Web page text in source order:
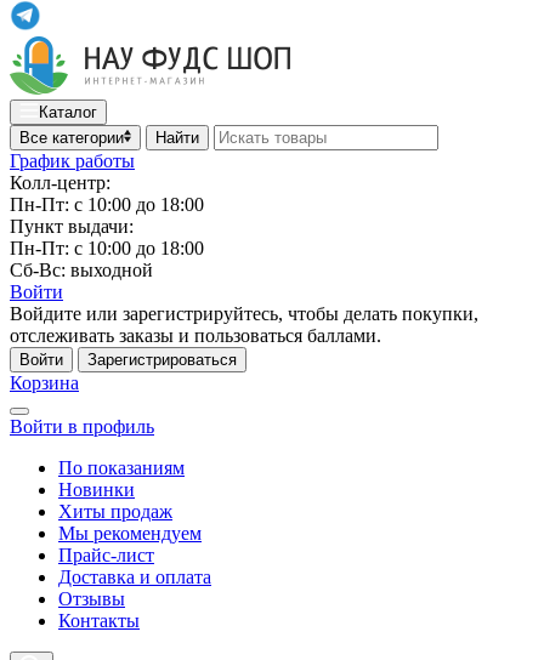
Каталог
Все категории
Найти
График работы
Колл-центр:
Пн-Пт: с 10:00 до 18:00
Пункт выдачи:
Пн-Пт: с 10:00 до 18:00
Сб-Вс: выходной
Войти
Войдите или зарегистрируйтесь, чтобы делать покупки,
отслеживать заказы и пользоваться баллами.
Войти Зарегистрироваться
Корзина
Войти в профиль
По показаниям
Новинки
Хиты продаж
Мы рекомендуем
Прайс-лист
Доставка и оплата
Отзывы
Контакты